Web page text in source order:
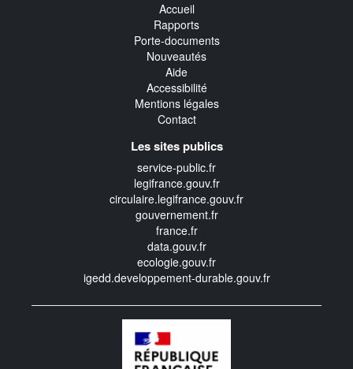
Accueil
Rapports
Porte-documents
Nouveautés
Aide
Accessibilité
Mentions légales
Contact
Les sites publics
service-public.fr
legifrance.gouv.fr
circulaire.legifrance.gouv.fr
gouvernement.fr
france.fr
data.gouv.fr
ecologie.gouv.fr
igedd.developpement-durable.gouv.fr